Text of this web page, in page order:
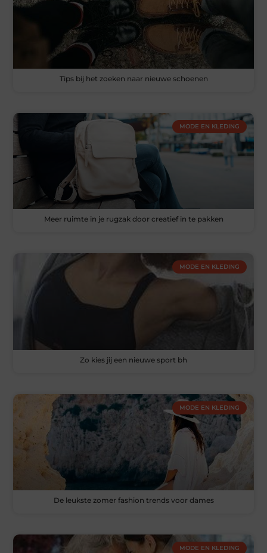
Tips bij het zoeken naar nieuwe schoenen
MODE EN KLEDING
Meer ruimte in je rugzak door creatief in te pakken
MODE EN KLEDING
Zo kies jij een nieuwe sport bh
MODE EN KLEDING
De leukste zomer fashion trends voor dames
MODE EN KLEDING